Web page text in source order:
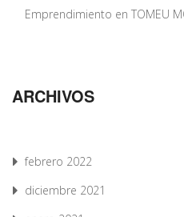
Emprendimiento en TOMEU
ARCHIVOS
febrero 2022
diciembre 2021